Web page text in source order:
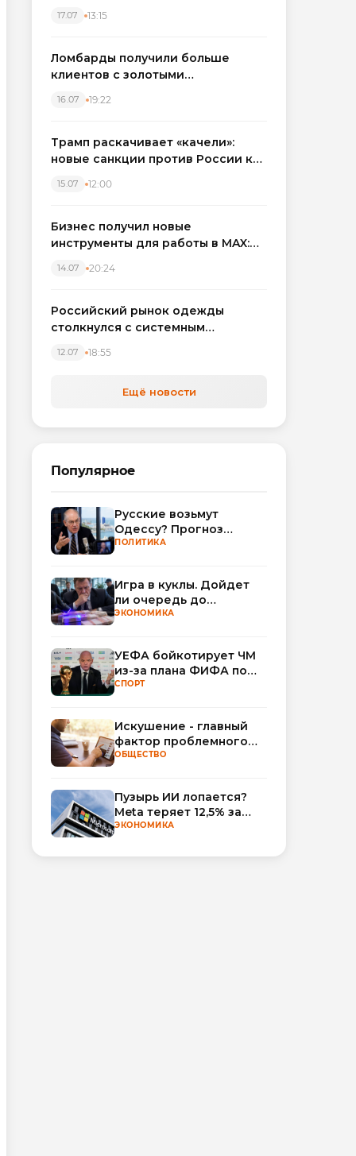
17.07 13:15
Ломбарды получили больше
клиентов с золотыми
вырос на фоне подорожания
16.07 19:22
Трамп раскачивает «качели»:
новые санкции против России как
15.07 12:00
Бизнес получил новые
инструменты для работы в MAX:
автоматизируют обработку
14.07 20:24
Российский рынок одежды
столкнулся с системным
12.07 18:55
Ещё новости
Популярное
Русские возьмут
Одессу? Прогноз
Миршаймера
ПОЛИТИКА
Игра в куклы. Дойдет
ли очередь до
Миллера?
ЭКОНОМИКА
УЕФА бойкотирует ЧМ
из-за плана ФИФА по
привлечению частных
СПОРТ
Искушение - главный
фактор проблемного
использования
ОБЩЕСТВО
Пузырь ИИ лопается?
Meta теряет 12,5% за
неделю, а Microsoft и
ЭКОНОМИКА